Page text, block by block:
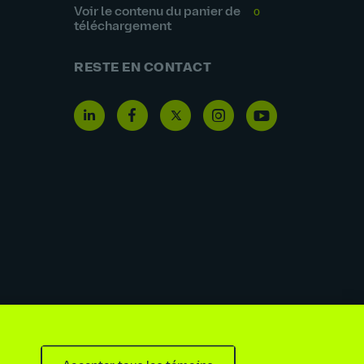
Voir le contenu du panier de
téléchargement
0
RESTE EN CONTACT
Politique sur les médias sociaux